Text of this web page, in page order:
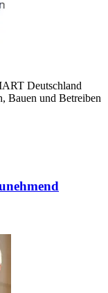
Deutschland
Bauen und Betreiben